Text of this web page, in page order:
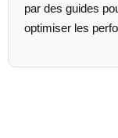
par des guides
optimiser les